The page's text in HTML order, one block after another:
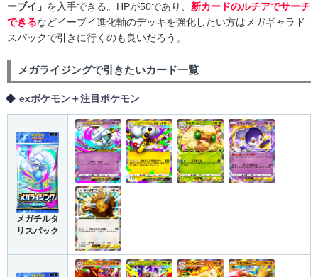
ーブイ」 を入手できる。HPが50であり、 新カードのルチアでサーチ
できるなどイーブイ進化軸のデッキを強化したい方はメガギャラド
スパックで引きに行くのも良いだろう。
メガライジングで引きたいカード一覧
exポケモン＋注目ポケモン
メガチルタ
リスパック